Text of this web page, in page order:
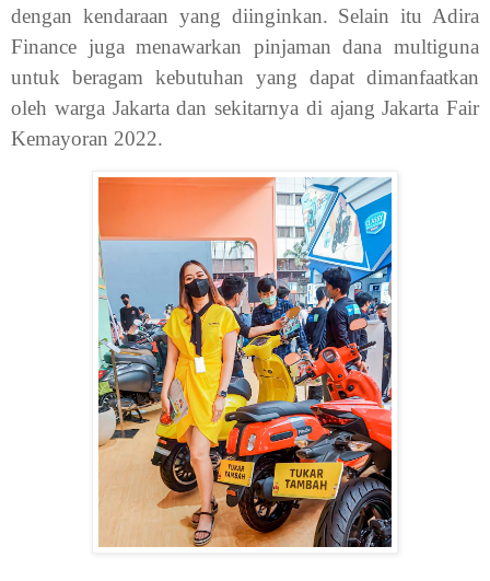
dengan kendaraan yang diinginkan. Selain itu Adira
Finance juga menawarkan pinjaman dana multiguna
untuk beragam kebutuhan yang dapat dimanfaatkan
oleh warga Jakarta dan sekitarnya di ajang Jakarta Fair
Kemayoran 2022.